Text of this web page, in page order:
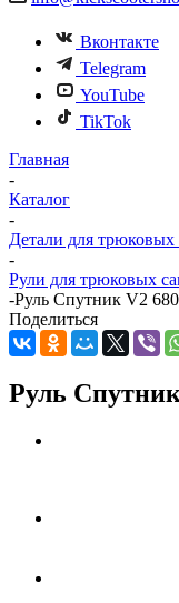
Вконтакте
Telegram
YouTube
TikTok
Главная
-
Каталог
-
Детали для трюковых
-
Рули для трюковых
-Руль Спутник V2
Поделиться
Руль